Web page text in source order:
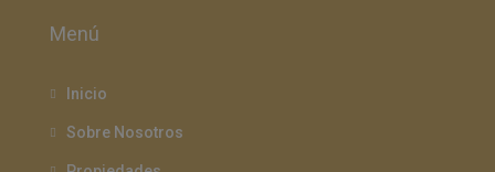
Menú
Inicio
Sobre Nosotros